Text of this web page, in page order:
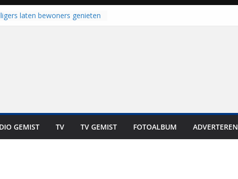
laten bewoners genieten
vast klaar: “Ze moeten het
mijl van Staphorst
Hoogeveen en Balkbrug
GEMIST TV TV GEMIST FOTOALBUM ADVERTEREN